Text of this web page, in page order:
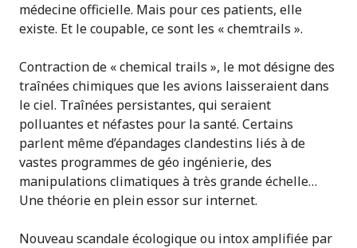
médecine officielle. Mais pour ces patients, elle
existe. Et le coupable, ce sont les « chemtrails ».
Contraction de « chemical trails », le mot désigne des
traînées chimiques que les avions laisseraient dans
le ciel. Traînées persistantes, qui seraient
polluantes et néfastes pour la santé. Certains
parlent même d’épandages clandestins liés à de
vastes programmes de géo ingénierie, des
manipulations climatiques à très grande échelle…
Une théorie en plein essor sur internet.
Nouveau scandale écologique ou intox amplifiée par